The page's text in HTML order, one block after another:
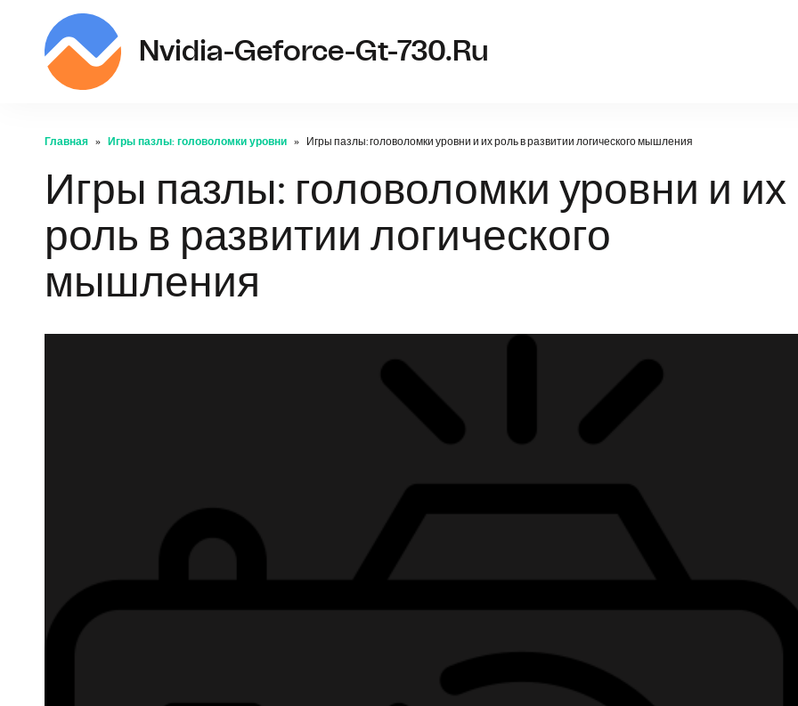
Nvidia-Geforce-Gt-730.ru
Главная Игры пазлы: головоломки уровни Игры пазлы: головоломки уровни и их роль в развитии логического мышления
Игры пазлы: головоломки уровни и их
роль в развитии логического
мышления